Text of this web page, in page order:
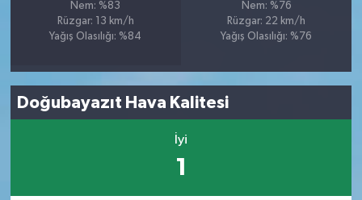
Nem: %83
Rüzgar: 13 km/h
Yağış Olasılığı: %84
Nem: %76
Rüzgar: 22 km/h
Yağış Olasılığı: %76
Doğubayazıt Hava Kalitesi
İyi
1